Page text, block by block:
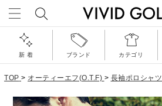
新 着 ブランド カテゴリ
TOP > オーティーエフ(O.T.F) > 長袖ポロシャツ